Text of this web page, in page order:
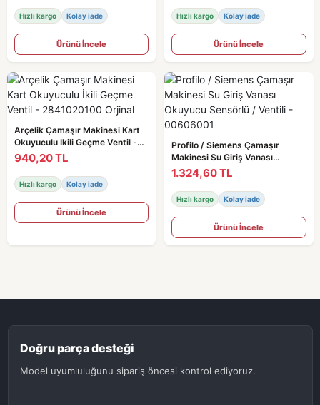
Hızlı kargo Kolay iade
Ürünü İncele
Hızlı kargo Kolay iade
Ürünü İncele
Arçelik Çamaşır Makinesi Kart
Okuyuculu İkili Geçme Ventil -
2841020100 Orjinal
940,20 TL
Hızlı kargo Kolay iade
Ürünü İncele
Profilo / Siemens Çamaşır
Makinesi Su Giriş Vanası
Okuyucu Sensörlü / Ventili -
00606001
1.324,60 TL
Hızlı kargo Kolay iade
Ürünü İncele
Doğru parça desteği
Model uyumluluğunu sipariş öncesi kontrol ediyoruz.